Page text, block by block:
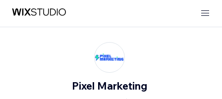
Pixel Marketing